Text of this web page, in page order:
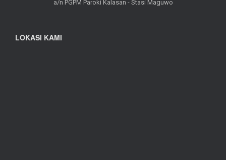
a/n PGPM Paroki Kalasan - Stasi Maguwo
LOKASI KAMI